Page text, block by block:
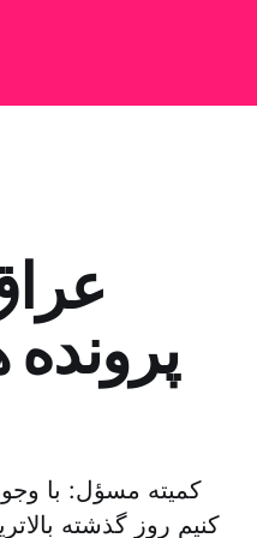
کمیته مسؤل: با
کنیم روز گذشته